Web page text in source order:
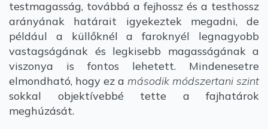
testmagasság, továbbá a fejhossz és a testhossz
arányának határait igyekeztek megadni, de
például a küllőknél a faroknyél legnagyobb
vastagságának és legkisebb magasságának a
viszonya is fontos lehetett. Mindenesetre
elmondható, hogy ez a második módszertani szint
sokkal objektívebbé tette a fajhatárok
meghúzását.